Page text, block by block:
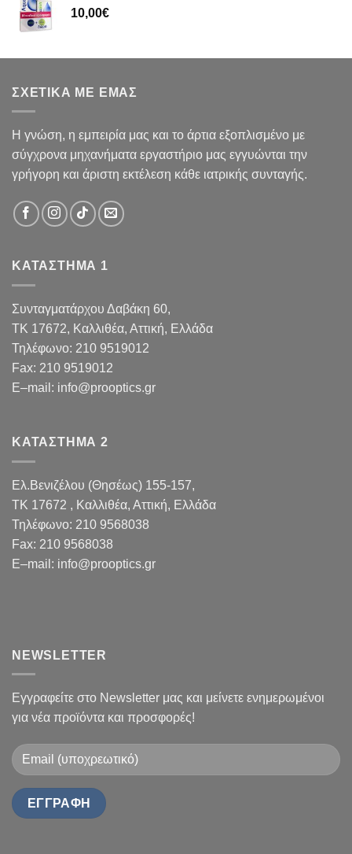
10,00€
ΣΧΕΤΙΚΑ ΜΕ ΕΜΑΣ
Η γνώση, η εμπειρία μας και το άρτια εξοπλισμένο με
σύγχρονα μηχανήματα εργαστήριο μας εγγυώνται την
γρήγορη και άριστη εκτέλεση κάθε ιατρικής συνταγής.
ΚΑΤΑΣΤΗΜΑ 1
Συνταγματάρχου Δαβάκη 60,
TK 17672, Καλλιθέα, Αττική, Ελλάδα
Τηλέφωνο: 210 9519012
Fax: 210 9519012
E–mail : info@prooptics.gr
ΚΑΤΑΣΤΗΜΑ 2
Ελ.Βενιζέλου (Θησέως) 155-157,
TK 17672 , Καλλιθέα, Αττική, Ελλάδα
Τηλέφωνο: 210 9568038
Fax: 210 9568038
E–mail : info@prooptics.gr
NEWSLETTER
Εγγραφείτε στο Newsletter μας και μείνετε ενημερωμένοι
για νέα προϊόντα και προσφορές!